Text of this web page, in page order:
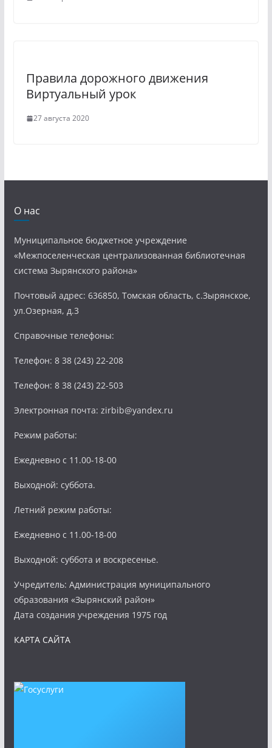
Правила дорожного движения
Виртуальный урок
27 августа 2020
О нас
Муниципальное бюджетное учреждение
«Межпоселенческая централизованная библиотечная
система Зырянского района»
Почтовый адрес: 636850, Томская область, с.Зырянское,
ул.Озерная, д.3
Справочные телефоны:
Телефон: 8 38 (243) 22-208
Телефон: 8 38 (243) 22-503
Электронная почта: zirbib@yandex.ru
Режим работы:
Ежедневно с 11.00-18-00
Выходной: суббота.
Летний режим работы:
Ежедневно с 11.00-18-00
Выходной: суббота и воскресенье.
Учредитель: Администрация муниципального
образования «Зырянский район»
Дата создания учреждения 1975 год
КАРТА САЙТА